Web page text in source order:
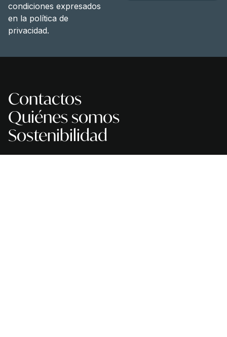
condiciones expresados
en la política de
privacidad.
Contactos
Quiénes somos
Sostenibilidad